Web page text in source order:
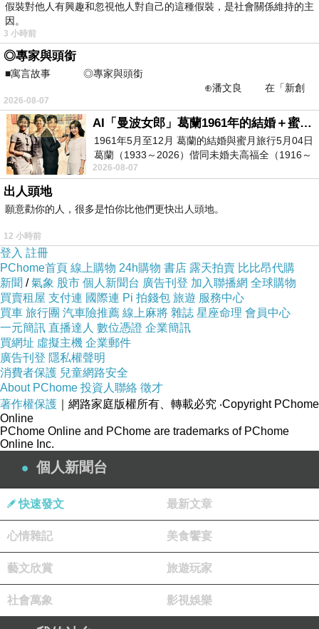
習慣家裡準備各式各樣沖泡包，{一包5元到一包30元都有喝
過}
今天要分享的樂天市場2018年銷售第一的品牌-
葉。
黑手父子賣茶包 波浪行銷奪網購美食王
如果你是奶茶控，對歐可茶葉一定不陌生，說不定在我分享這
篇文章之前，
你早就蒐集過全系列各種口味，還是 歐可茶葉
{真奶茶系列 在官網上就有20幾款！}
假裝對他人有興趣和忽視他人對自己的這種假裝，是社會關係維持的主
因。
3 小時前
◎專家與頭銜
■寓言故事 ◎專家與頭銜
⊕潘文良 在「新創
之谷」裡——
2026-08-07
AI「曼波女郎」葛蘭1961年的結婚＋蜜月旅行 #戀上老電影 #葛蘭 #粟子
1961年5月至12月 葛蘭的結婚與蜜月旅行5月04日
葛蘭（1933～2026）偕同未婚夫高福全（1916～
2004）乘郵輪赴倫敦6月15日於英國倫敦St.S
2026-08-07
出人頭地
願意勸你的人，很多是怕你比他們更快出人頭地。
12 小時前
登入 註冊
PChome首頁 線上購物 24h購物 書店 露天拍賣 比比昂代購
新聞 /氣象 股市 個人新聞台 廣告刊登 加入聯播網 全球購物
買賣租屋 支付連 國際連 Pi 拍錢包 旅遊 服務中心
買車 旅行團 汽車險推薦 線上麻將 雜誌 星座命理 會員中心
一元簡訊 直播達人 數位憑證 企業簡訊
買網址 虛擬主機 企業郵件
廣告刊登 隱私權聲明
消費者保護 兒童網路安全
About PChome 投資人聯絡 徵才
著作權保護 ｜網路家庭版權所有、轉載必究 ‧Copyright PChome
Online
PChome Online and PChome are trademarks of PChome
Online Inc.
個人新聞台
快速發文 最新文章
心情雜記 美食饗宴
藝文欣賞 旅遊玩家
社會萬象 影視娛樂